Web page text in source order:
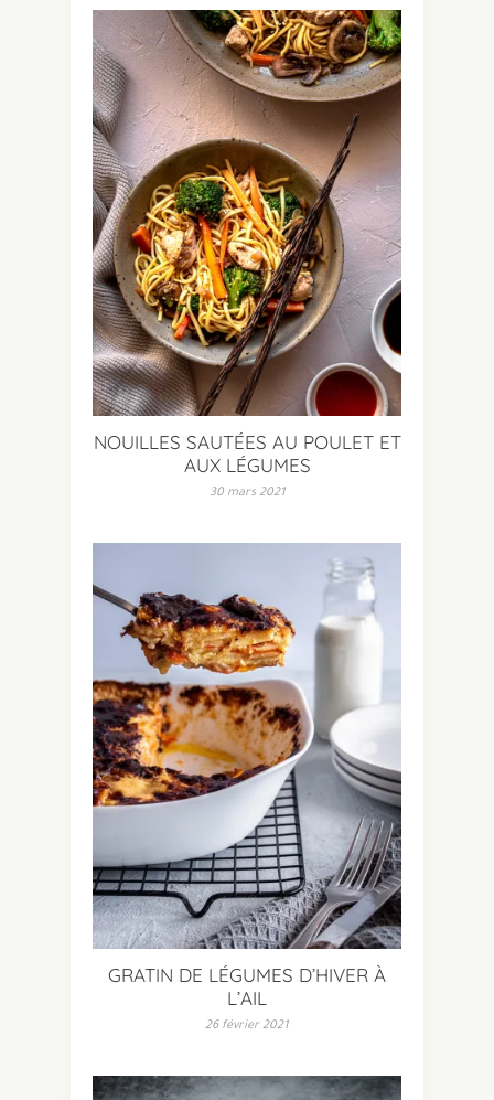
NOUILLES SAUTÉES AU POULET ET
AUX LÉGUMES
30 mars 2021
GRATIN DE LÉGUMES D’HIVER À
L’AIL
26 février 2021